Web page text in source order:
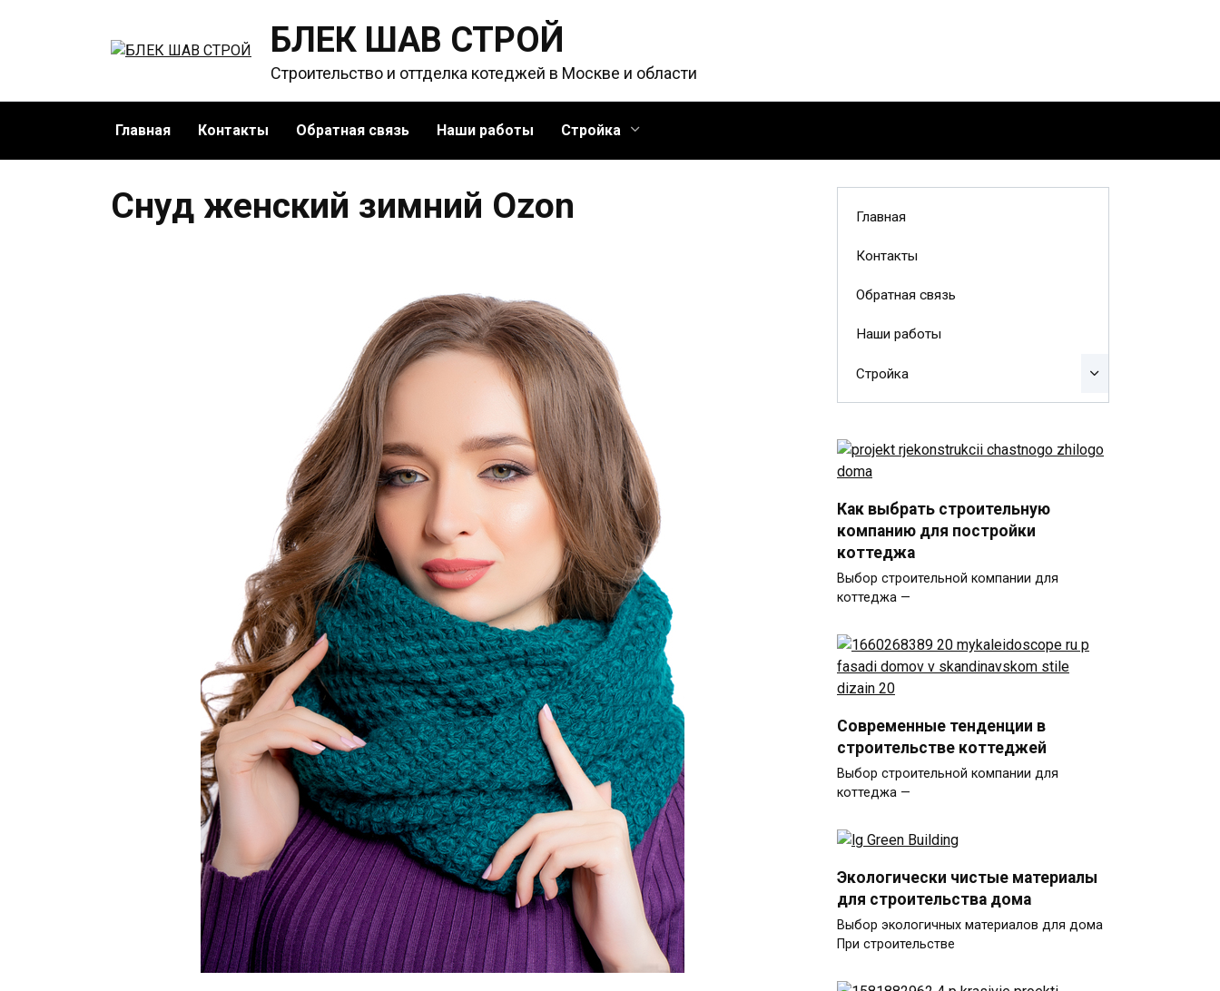
БЛЕК ШАВ СТРОЙ
Строительство и оттделка котеджей в Москве и области
Главная Контакты Обратная связь Наши работы Стройка
Снуд женский зимний Ozon Главная
Контакты
Обратная связь
Наши работы
Стройка
Как выбрать строительную
компанию для постройки
коттеджа
Выбор строительной компании для
коттеджа —
Современные тенденции в
строительстве коттеджей
Выбор строительной компании для
коттеджа —
Экологически чистые материалы
для строительства дома
Выбор экологичных материалов для дома
При строительстве